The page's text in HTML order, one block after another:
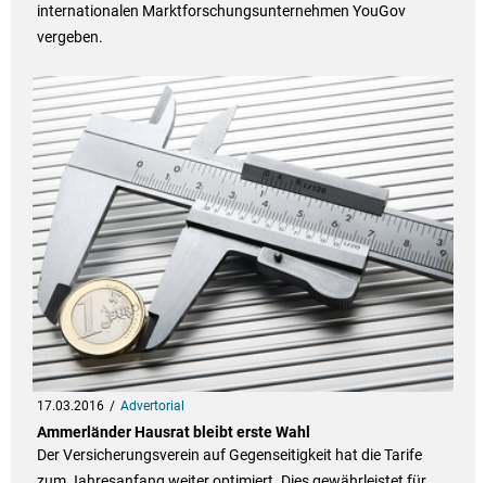
internationalen Marktforschungsunternehmen YouGov
vergeben.
17.03.2016 Advertorial
Ammerländer Hausrat bleibt erste Wahl
Der Versicherungsverein auf Gegenseitigkeit hat die Tarife